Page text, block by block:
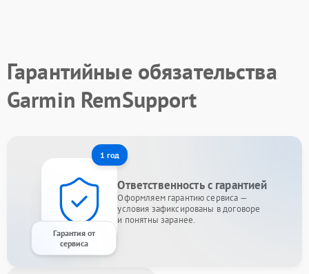
Гарантийные обязательства
Garmin RemSupport
1 год
Гарантия от
сервиса
Ответственность с гарантией
Оформляем гарантию сервиса —
условия зафиксированы в договоре
и понятны заранее.